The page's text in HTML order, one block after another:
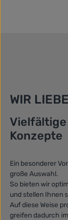
WIR
Konzepte
Ein besonderer
große Auswahl.
So bieten wir
und stellen Ihnen
Auf diese Weise
greifen dadurch